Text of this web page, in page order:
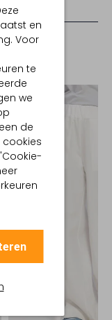
en
Voor
te
we
de